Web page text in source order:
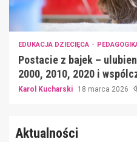
EDUKACJA DZIECIĘCA
Postacie z bajek –
2000, 2010, 2020 i
Karol Kucharski 18 marca 2026
Aktualności